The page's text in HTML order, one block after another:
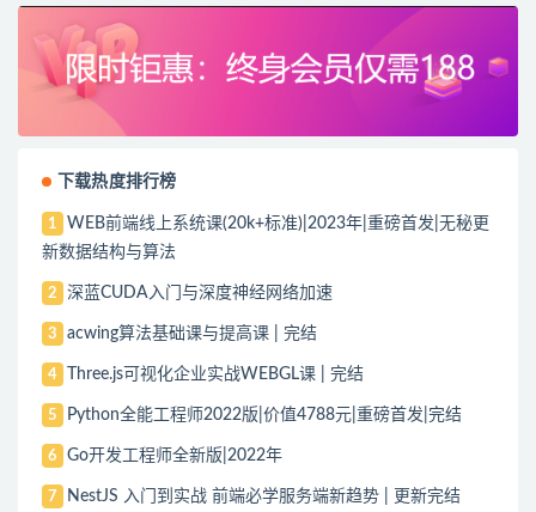
下载热度排行榜
1
WEB前端线上系统课(20k+标准)|2023年|重磅首发|无秘更
新数据结构与算法
2 深蓝CUDA入门与深度神经网络加速
3 acwing算法基础课与提高课 | 完结
4 Three.js可视化企业实战WEBGL课 | 完结
5 Python全能工程师2022版|价值4788元|重磅首发|完结
6 Go开发工程师全新版|2022年
7 NestJS 入门到实战 前端必学服务端新趋势 | 更新完结